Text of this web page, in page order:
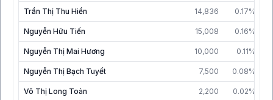
Trần Thị Thu Hiền 14,836 0.17%
Nguyễn Hữu Tiến 15,008 0.16%
Nguyễn Thị Mai Hương 10,000 0.11%
Nguyễn Thị Bạch Tuyết 7,500 0.08%
Võ Thị Long Toàn 2,200 0.02%